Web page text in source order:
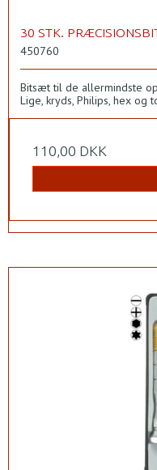
30 STK.
450760
Bitsæt til de allermindste
Lige, kryds, Philips, hex og
110,00 DKK